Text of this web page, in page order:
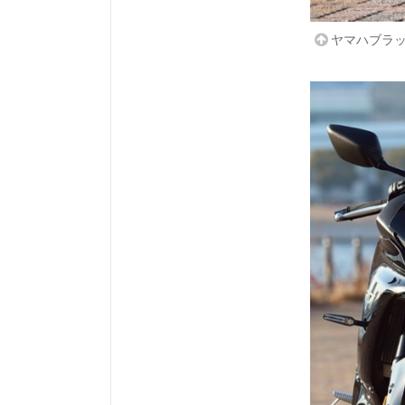
ヤマハブラ